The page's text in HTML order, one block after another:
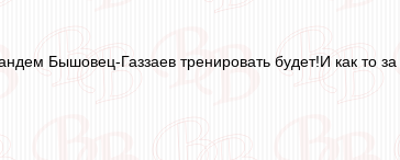
Бышовец-Газзаев тренировать будет!И как то